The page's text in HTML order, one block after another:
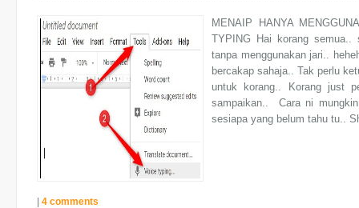
MENAIP HANYA
TYPING Hai korang semua..
tanpa menggunakan jari..
bercakap sahaja.. Tak perlu
untuk korang.. Korang just
sampaikan.. Cara ni
sesiapa yang belum tahu tu..
4 comments